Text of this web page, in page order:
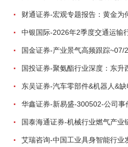
国金证券-产业景气高频跟踪~07/
艾瑞咨询-中国工业具身智能行业